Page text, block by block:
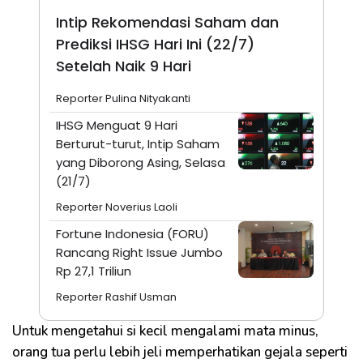
Intip Rekomendasi Saham dan
Prediksi IHSG Hari Ini (22/7)
Setelah Naik 9 Hari
Reporter Pulina Nityakanti
IHSG Menguat 9 Hari
Berturut-turut, Intip Saham
yang Diborong Asing, Selasa
(21/7)
Reporter Noverius Laoli
Fortune Indonesia (FORU)
Rancang Right Issue Jumbo
Rp 27,1 Triliun
Reporter Rashif Usman
Untuk mengetahui si kecil mengalami mata minus,
orang tua perlu lebih jeli memperhatikan gejala seperti